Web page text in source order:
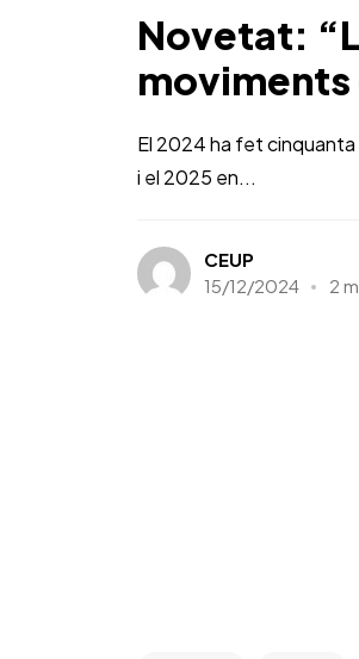
Novetat:
moviments
El 2024 ha fet cinquanta
i el 2025 en...
CEUP
15/12/2024
2